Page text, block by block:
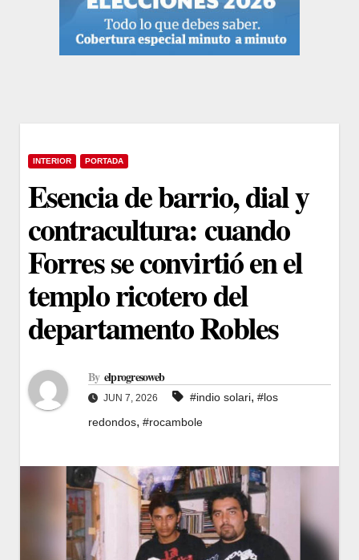
INTERIOR PORTADA
Esencia de barrio, dial y
contracultura: cuando
Forres se convirtió en el
templo ricotero del
departamento Robles
By elprogresoweb
JUN 7, 2026 #indio solari, #los
redondos, #rocambole